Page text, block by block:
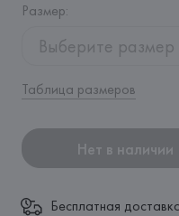
Размер:
Выберите размер
Таблица размеров
Нет в наличии
Бесплатная